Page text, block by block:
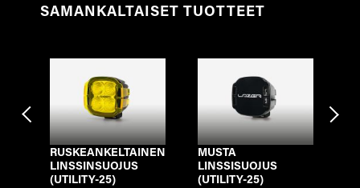
SAMANKALTAISET TUOTTEET
RUSKEANKELTAINEN
LINSSINSUOJUS
(UTILITY-25)
MUSTA
LINSSISUOJUS
(UTILITY-25)